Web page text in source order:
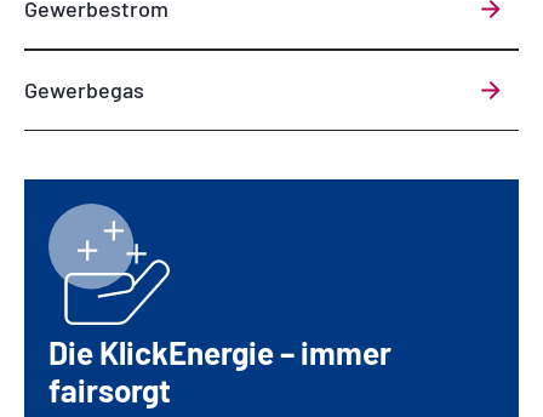
Gewerbestrom
Gewerbegas
Die KlickEnergie – immer
fairsorgt